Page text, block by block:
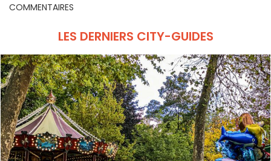
COMMENTAIRES
LES DERNIERS CITY-GUIDES